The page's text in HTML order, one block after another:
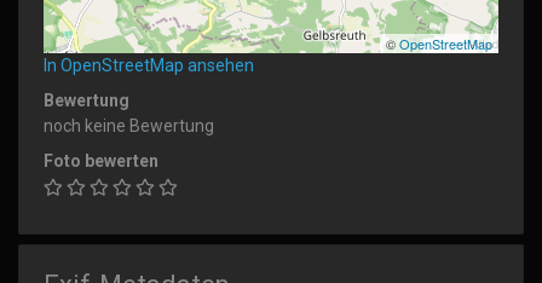
©OpenStreetMap
In OpenStreetMap ansehen
Bewertung
noch keine Bewertung
Foto bewerten